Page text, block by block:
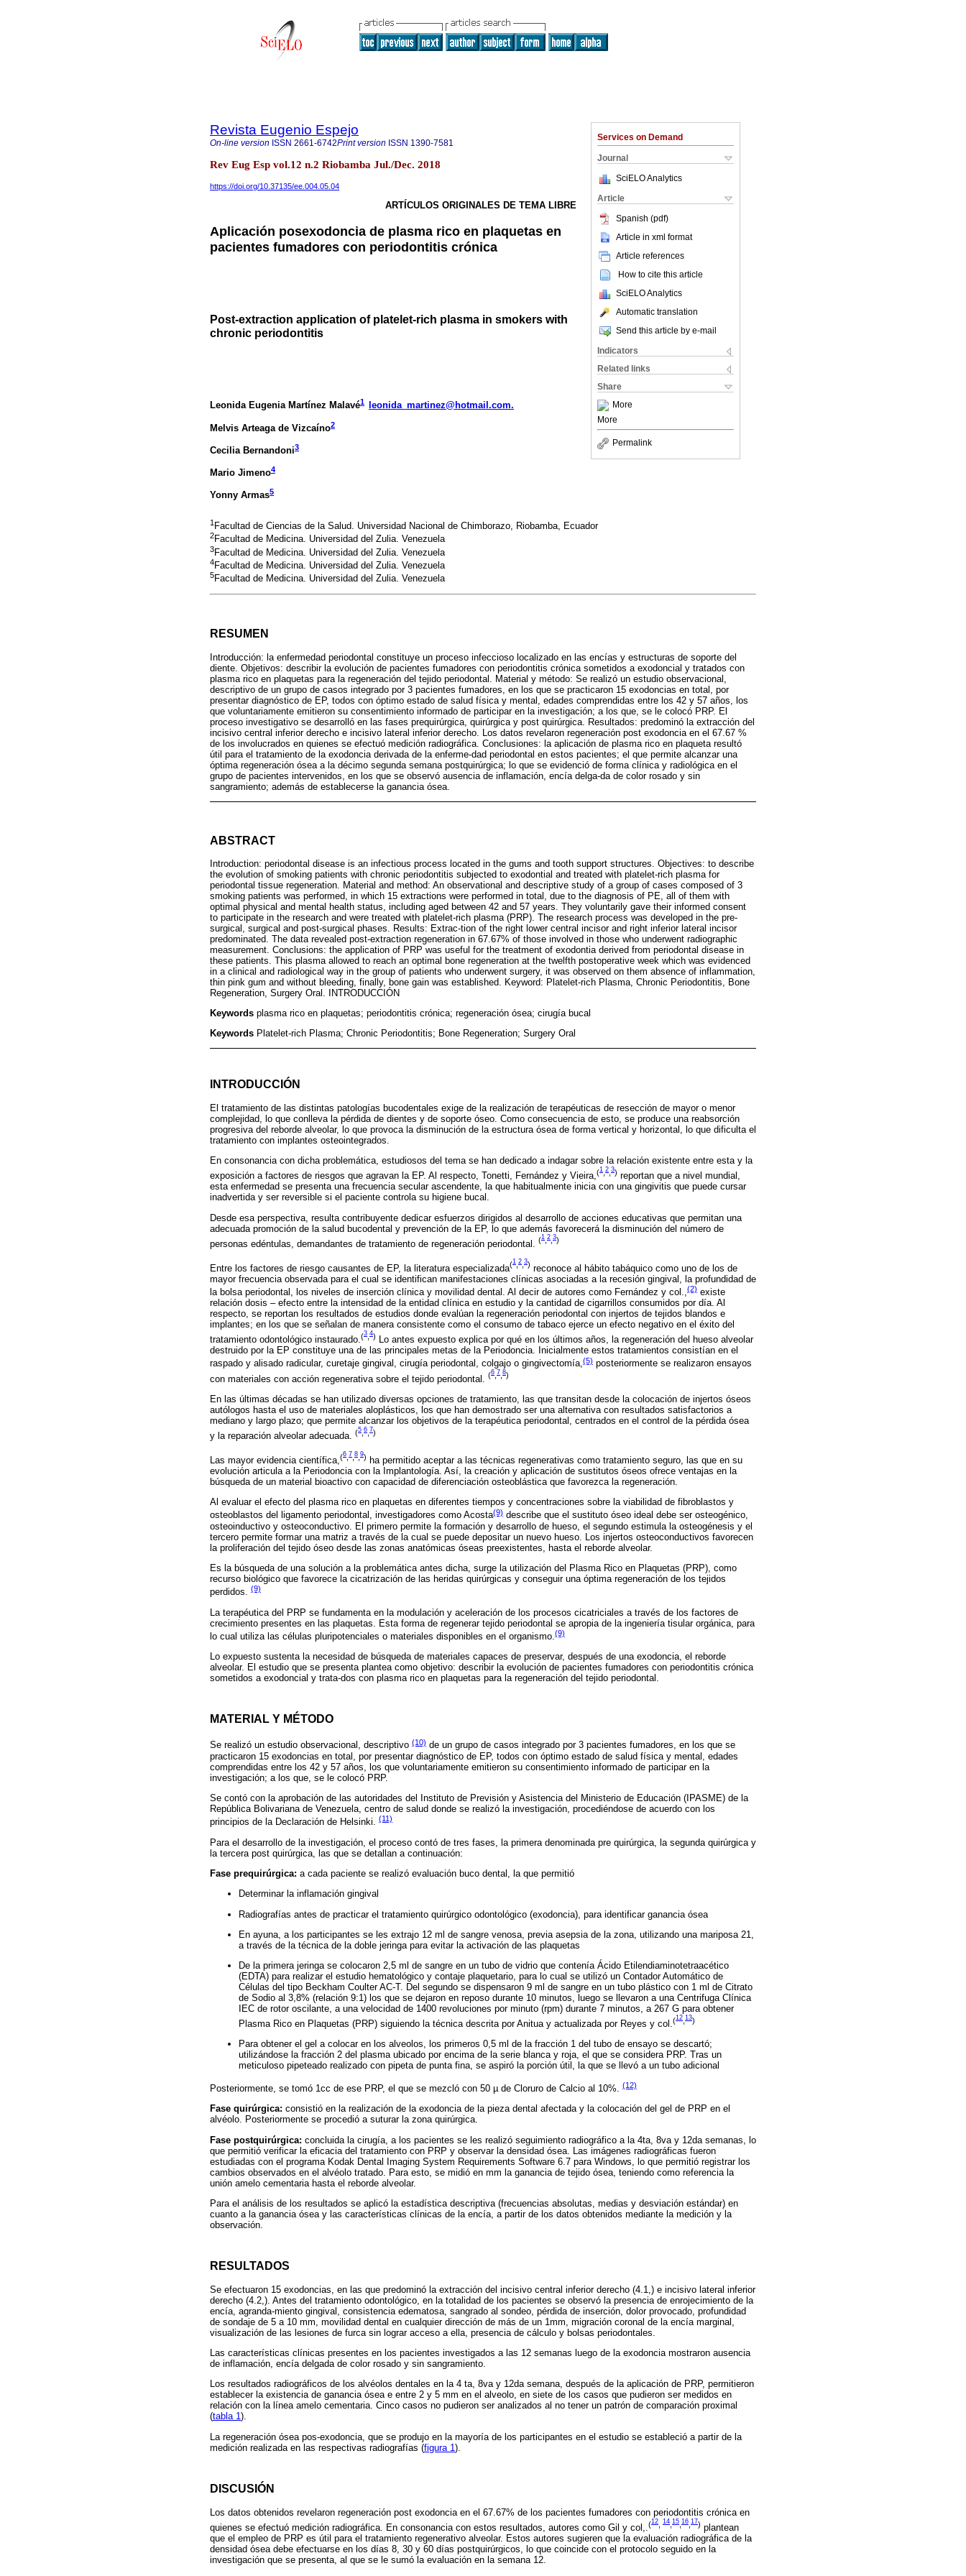
Services on Demand
Journal
SciELO Analytics
Article
Spanish (pdf)
Article in xml format
Article references
How to cite this article
SciELO Analytics
Automatic translation
Send this article by e-mail
Indicators
Related links
Share
More
More
Permalink
Revista Eugenio Espejo
On-line version ISSN 2661-6742Print version ISSN 1390-7581
Rev Eug Esp vol.12 n.2 Riobamba Jul./Dec. 2018
https://doi.org/10.37135/ee.004.05.04
ARTÍCULOS ORIGINALES DE TEMA LIBRE
Aplicación posexodoncia de plasma rico en plaquetas en
pacientes fumadores con periodontitis crónica
Post-extraction application of platelet-rich plasma in smokers with
chronic periodontitis
Leonida Eugenia Martínez Malavé1 leonida_martinez@hotmail.com.
Melvis Arteaga de Vizcaíno2
Cecilia Bernandoni3
Mario Jimeno4
Yonny Armas5
1 Facultad de Ciencias de la Salud. Universidad Nacional de Chimborazo, Riobamba, Ecuador
2Facultad de Medicina. Universidad del Zulia. Venezuela
3Facultad de Medicina. Universidad del Zulia. Venezuela
4Facultad de Medicina. Universidad del Zulia. Venezuela
5Facultad de Medicina. Universidad del Zulia. Venezuela
RESUMEN
Introducción: la enfermedad periodontal constituye un proceso infeccioso localizado en las encías y estructuras de soporte del
diente. Objetivos: describir la evolución de pacientes fumadores con periodontitis crónica sometidos a exodoncial y tratados con
plasma rico en plaquetas para la regeneración del tejido periodontal. Material y método: Se realizó un estudio observacional,
descriptivo de un grupo de casos integrado por 3 pacientes fumadores, en los que se practicaron 15 exodoncias en total, por
presentar diagnóstico de EP, todos con óptimo estado de salud física y mental, edades comprendidas entre los 42 y 57 años, los
que voluntariamente emitieron su consentimiento informado de participar en la investigación; a los que, se le colocó PRP. El
proceso investigativo se desarrolló en las fases prequirúrgica, quirúrgica y post quirúrgica. Resultados: predominó la extracción del
incisivo central inferior derecho e incisivo lateral inferior derecho. Los datos revelaron regeneración post exodoncia en el 67.67 %
de los involucrados en quienes se efectuó medición radiográfica. Conclusiones: la aplicación de plasma rico en plaqueta resultó
útil para el tratamiento de la exodoncia derivada de la enferme-dad periodontal en estos pacientes; el que permite alcanzar una
óptima regeneración ósea a la décimo segunda semana postquirúrgica; lo que se evidenció de forma clínica y radiológica en el
grupo de pacientes intervenidos, en los que se observó ausencia de inflamación, encía delga-da de color rosado y sin
sangramiento; además de establecerse la ganancia ósea.
ABSTRACT
Introduction: periodontal disease is an infectious process located in the gums and tooth support structures. Objectives: to describe
the evolution of smoking patients with chronic periodontitis subjected to exodontial and treated with platelet-rich plasma for
periodontal tissue regeneration. Material and method: An observational and descriptive study of a group of cases composed of 3
smoking patients was performed, in which 15 extractions were performed in total, due to the diagnosis of PE, all of them with
optimal physical and mental health status, including aged between 42 and 57 years. They voluntarily gave their informed consent
to participate in the research and were treated with platelet-rich plasma (PRP). The research process was developed in the pre-
surgical, surgical and post-surgical phases. Results: Extrac-tion of the right lower central incisor and right inferior lateral incisor
predominated. The data revealed post-extraction regeneration in 67.67% of those involved in those who underwent radiographic
measurement. Conclusions: the application of PRP was useful for the treatment of exodontia derived from periodontal disease in
these patients. This plasma allowed to reach an optimal bone regeneration at the twelfth postoperative week which was evidenced
in a clinical and radiological way in the group of patients who underwent surgery, it was observed on them absence of inflammation,
thin pink gum and without bleeding, finally, bone gain was established. Keyword: Platelet-rich Plasma, Chronic Periodontitis, Bone
Regeneration, Surgery Oral. INTRODUCCIÓN
Keywords plasma rico en plaquetas; periodontitis crónica; regeneración ósea; cirugía bucal
Keywords Platelet-rich Plasma; Chronic Periodontitis; Bone Regeneration; Surgery Oral
INTRODUCCIÓN
El tratamiento de las distintas patologías bucodentales exige de la realización de terapéuticas de resección de mayor o menor
complejidad, lo que conlleva la pérdida de dientes y de soporte óseo. Como consecuencia de esto, se produce una reabsorción
progresiva del reborde alveolar, lo que provoca la disminución de la estructura ósea de forma vertical y horizontal, lo que dificulta el
tratamiento con implantes osteointegrados.
En consonancia con dicha problemática, estudiosos del tema se han dedicado a indagar sobre la relación existente entre esta y la
exposición a factores de riesgos que agravan la EP. Al respecto, Tonetti, Fernández y Vieira,(1 2 3) reportan que a nivel mundial,
esta enfermedad se presenta una frecuencia secular ascendente, la que habitualmente inicia con una gingivitis que puede cursar
inadvertida y ser reversible si el paciente controla su higiene bucal.
Desde esa perspectiva, resulta contribuyente dedicar esfuerzos dirigidos al desarrollo de acciones educativas que permitan una
adecuada promoción de la salud bucodental y prevención de la EP, lo que además favorecerá la disminución del número de
personas edéntulas, demandantes de tratamiento de regeneración periodontal.
(1 2 3)
Entre los factores de riesgo causantes de EP, la literatura especializada(1,2,3) reconoce al hábito tabáquico como uno de los de
mayor frecuencia observada para el cual se identifican manifestaciones clínicas asociadas a la recesión gingival, la profundidad de
la bolsa periodontal, los niveles de inserción clínica y movilidad dental. Al decir de autores como Fernández y col.,(2) existe
relación dosis – efecto entre la intensidad de la entidad clínica en estudio y la cantidad de cigarrillos consumidos por día. Al
respecto, se reportan los resultados de estudios donde evalúan la regeneración periodontal con injertos de tejidos blandos e
implantes; en los que se señalan de manera consistente como el consumo de tabaco ejerce un efecto negativo en el éxito del
tratamiento odontológico instaurado.(3 4) Lo antes expuesto explica por qué en los últimos años, la regeneración del hueso alveolar
destruido por la EP constituye una de las principales metas de la Periodoncia. Inicialmente estos tratamientos consistían en el
raspado y alisado radicular, curetaje gingival, cirugía periodontal, colgajo o gingivectomía,(5) posteriormente se realizaron ensayos
con materiales con acción regenerativa sobre el tejido periodontal.
(6 7 8)
En las últimas décadas se han utilizado diversas opciones de tratamiento, las que transitan desde la colocación de injertos óseos
autólogos hasta el uso de materiales aloplásticos, los que han demostrado ser una alternativa con resultados satisfactorios a
mediano y largo plazo; que permite alcanzar los objetivos de la terapéutica periodontal, centrados en el control de la pérdida ósea
y la reparación alveolar adecuada.
(5 6 7)
Las mayor evidencia científica,(6 7 8 9) ha permitido aceptar a las técnicas regenerativas como tratamiento seguro, las que en su
evolución articula a la Periodoncia con la Implantología. Así, la creación y aplicación de sustitutos óseos ofrece ventajas en la
búsqueda de un material bioactivo con capacidad de diferenciación osteoblástica que favorezca la regeneración.
Al evaluar el efecto del plasma rico en plaquetas en diferentes tiempos y concentraciones sobre la viabilidad de fibroblastos y
osteoblastos del ligamento periodontal, investigadores como Acosta(9) describe que el sustituto óseo ideal debe ser osteogénico,
osteoinductivo y osteoconductivo. El primero permite la formación y desarrollo de hueso, el segundo estimula la osteogénesis y el
tercero permite formar una matriz a través de la cual se puede depositar un nuevo hueso. Los injertos osteoconductivos favorecen
la proliferación del tejido óseo desde las zonas anatómicas óseas preexistentes, hasta el reborde alveolar.
Es la búsqueda de una solución a la problemática antes dicha, surge la utilización del Plasma Rico en Plaquetas (PRP), como
recurso biológico que favorece la cicatrización de las heridas quirúrgicas y conseguir una óptima regeneración de los tejidos
perdidos. (9)
La terapéutica del PRP se fundamenta en la modulación y aceleración de los procesos cicatriciales a través de los factores de
crecimiento presentes en las plaquetas. Esta forma de regenerar tejido periodontal se apropia de la ingeniería tisular orgánica, para
lo cual utiliza las células pluripotenciales o materiales disponibles en el organismo. (9)
Lo expuesto sustenta la necesidad de búsqueda de materiales capaces de preservar, después de una exodoncia, el reborde
alveolar. El estudio que se presenta plantea como objetivo: describir la evolución de pacientes fumadores con periodontitis crónica
sometidos a exodoncial y trata-dos con plasma rico en plaquetas para la regeneración del tejido periodontal.
MATERIAL Y MÉTODO
Se realizó un estudio observacional, descriptivo (10) de un grupo de casos integrado por 3 pacientes fumadores, en los que se
practicaron 15 exodoncias en total, por presentar diagnóstico de EP, todos con óptimo estado de salud física y mental, edades
comprendidas entre los 42 y 57 años, los que voluntariamente emitieron su consentimiento informado de participar en la
investigación; a los que, se le colocó PRP.
Se contó con la aprobación de las autoridades del Instituto de Previsión y Asistencia del Ministerio de Educación (IPASME) de la
República Bolivariana de Venezuela, centro de salud donde se realizó la investigación, procediéndose de acuerdo con los
principios de la Declaración de Helsinki. (11)
Para el desarrollo de la investigación, el proceso contó de tres fases, la primera denominada pre quirúrgica, la segunda quirúrgica y
la tercera post quirúrgica, las que se detallan a continuación:
Fase prequirúrgica: a cada paciente se realizó evaluación buco dental, la que permitió
Determinar la inflamación gingival
Radiografías antes de practicar el tratamiento quirúrgico odontológico (exodoncia), para identificar ganancia ósea
En ayuna, a los participantes se les extrajo 12 ml de sangre venosa, previa asepsia de la zona, utilizando una mariposa 21,
a través de la técnica de la doble jeringa para evitar la activación de las plaquetas
De la primera jeringa se colocaron 2,5 ml de sangre en un tubo de vidrio que contenía Ácido Etilendiaminotetraacético
(EDTA) para realizar el estudio hematológico y contaje plaquetario, para lo cual se utilizó un Contador Automático de
Células del tipo Beckham Coulter AC-T. Del segundo se dispensaron 9 ml de sangre en un tubo plástico con 1 ml de Citrato
de Sodio al 3,8% (relación 9:1) los que se dejaron en reposo durante 10 minutos, luego se llevaron a una Centrifuga Clínica
IEC de rotor oscilante, a una velocidad de 1400 revoluciones por minuto (rpm) durante 7 minutos, a 267 G para obtener
Plasma Rico en Plaquetas (PRP) siguiendo la técnica descrita por Anitua y actualizada por Reyes y col. (12 13)
Para obtener el gel a colocar en los alveolos, los primeros 0,5 ml de la fracción 1 del tubo de ensayo se descartó;
utilizándose la fracción 2 del plasma ubicado por encima de la serie blanca y roja, el que se considera PRP. Tras un
meticuloso pipeteado realizado con pipeta de punta fina, se aspiró la porción útil, la que se llevó a un tubo adicional
Posteriormente, se tomó 1cc de ese PRP, el que se mezcló con 50 µ de Cloruro de Calcio al 10%. (12)
Fase quirúrgica: consistió en la realización de la exodoncia de la pieza dental afectada y la colocación del gel de PRP en el
alvéolo. Posteriormente se procedió a suturar la zona quirúrgica.
Fase postquirúrgica: concluida la cirugía, a los pacientes se les realizó seguimiento radiográfico a la 4ta, 8va y 12da semanas, lo
que permitió verificar la eficacia del tratamiento con PRP y observar la densidad ósea. Las imágenes radiográficas fueron
estudiadas con el programa Kodak Dental Imaging System Requirements Software 6.7 para Windows, lo que permitió registrar los
cambios observados en el alvéolo tratado. Para esto, se midió en mm la ganancia de tejido ósea, teniendo como referencia la
unión amelo cementaria hasta el reborde alveolar.
Para el análisis de los resultados se aplicó la estadística descriptiva (frecuencias absolutas, medias y desviación estándar) en
cuanto a la ganancia ósea y las características clínicas de la encía, a partir de los datos obtenidos mediante la medición y la
observación.
RESULTADOS
Se efectuaron 15 exodoncias, en las que predominó la extracción del incisivo central inferior derecho (4.1,) e incisivo lateral inferior
derecho (4.2,). Antes del tratamiento odontológico, en la totalidad de los pacientes se observó la presencia de enrojecimiento de la
encía, agranda-miento gingival, consistencia edematosa, sangrado al sondeo, pérdida de inserción, dolor provocado, profundidad
de sondaje de 5 a 10 mm, movilidad dental en cualquier dirección de más de un 1mm, migración coronal de la encía marginal,
visualización de las lesiones de furca sin lograr acceso a ella, presencia de cálculo y bolsas periodontales.
Las características clínicas presentes en los pacientes investigados a las 12 semanas luego de la exodoncia mostraron ausencia
de inflamación, encía delgada de color rosado y sin sangramiento.
Los resultados radiográficos de los alvéolos dentales en la 4 ta, 8va y 12da semana, después de la aplicación de PRP, permitieron
establecer la existencia de ganancia ósea e entre 2 y 5 mm en el alveolo, en siete de los casos que pudieron ser medidos en
relación con la línea amelo cementaria. Cinco casos no pudieron ser analizados al no tener un patrón de comparación proximal
(tabla 1).
La regeneración ósea pos-exodoncia, que se produjo en la mayoría de los participantes en el estudio se estableció a partir de la
medición realizada en las respectivas radiografías (figura 1).
DISCUSIÓN
Los datos obtenidos revelaron regeneración post exodoncia en el 67.67% de los pacientes fumadores con periodontitis crónica en
quienes se efectuó medición radiográfica. En consonancia con estos resultados, autores como Gil y col,.
(12 14 15 16 17) plantean
que el empleo de PRP es útil para el tratamiento regenerativo alveolar. Estos autores sugieren que la evaluación radiográfica de la
densidad ósea debe efectuarse en los días 8, 30 y 60 días postquirúrgicos, lo que coincide con el protocolo seguido en la
investigación que se presenta, al que se le sumó la evaluación en la semana 12.